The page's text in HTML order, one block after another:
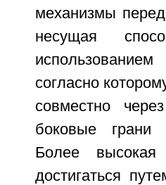
механизмы
несущая
согласно
совместно
боковые грани
Более
достигаться